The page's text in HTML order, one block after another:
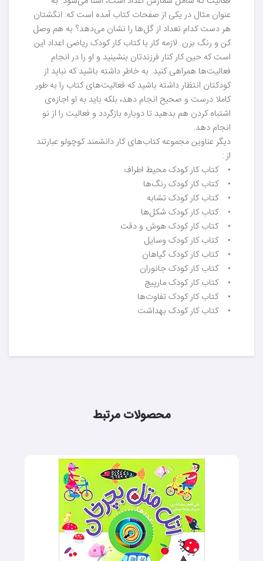
عنوان مثال در یکی از صفحات کتاب آمده است که: انگشتان
هر دست کدام تعداد از گل‌ها را نشان می‌دهد؟ به هم وصل
کن و رنگ بزن. لازمه کار با کتاب کار کودک ریاضی اعداد این
است که حین کار کنار فرزندتان بنشینید و او را در انجام
فعالیت‌ها همراهی کنید. به خاطر داشته باشید که نباید از
کودکتان انتظار داشته باشید که فعالیت‌های کتاب را به طور
کاملا درست و صحیح انجام دهد، بلکه باید به او اجازه‌ی
اشتباه کردن هم بدهید تا دوباره بازگردد و فعالیت را از نو
انجام دهد.
دیگر عناوین مجموعه کتاب‌های کار دانشمند کوچولو عبارتند
از :
• کتاب کار کودک محیط اطراف
• کتاب کار کودک رنگ‌ها
• کتاب کار کودک تشابه
• کتاب کار کودک شکل‌ها
• کتاب کار کودک هوش و دقت
• کتاب کار کودک وسایل
• کتاب کار کودک گیاهان
• کتاب کار کودک جانوران
• کتاب کار کودک مارپیچ
• کتاب کار کودک تفاوت‌ها
• کتاب کار کودک بهداشت
محصولات مرتبط